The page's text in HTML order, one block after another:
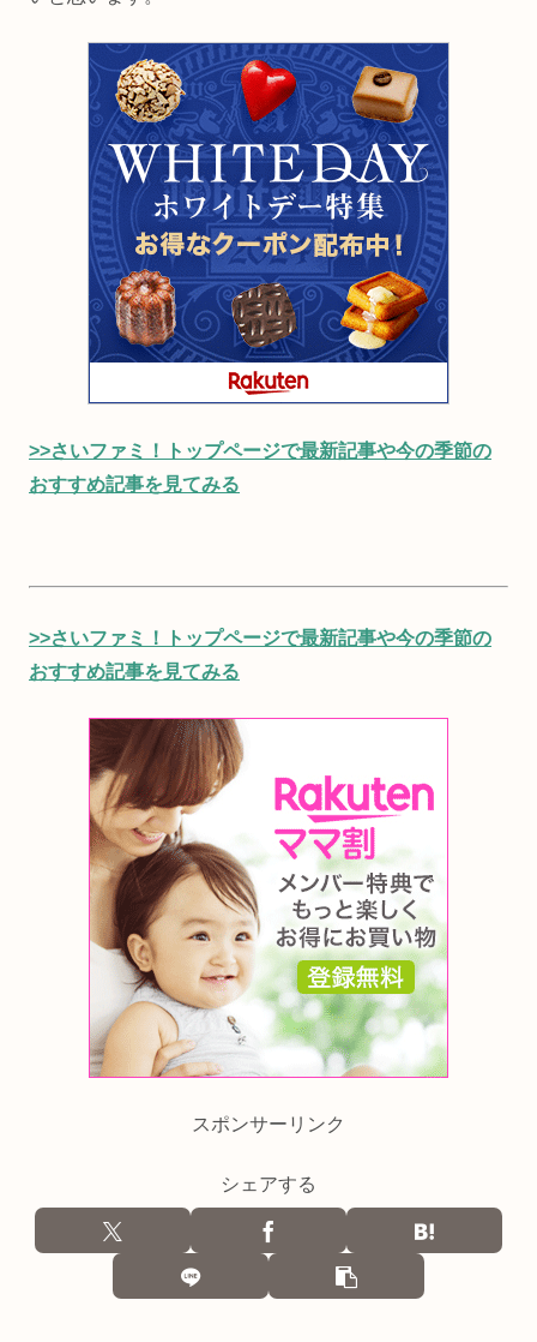
>>さいファミ！トップページで最新記事や今の季節の
おすすめ記事を見てみる
>>さいファミ！トップページで最新記事や今の季節の
おすすめ記事を見てみる
スポンサーリンク
シェアする